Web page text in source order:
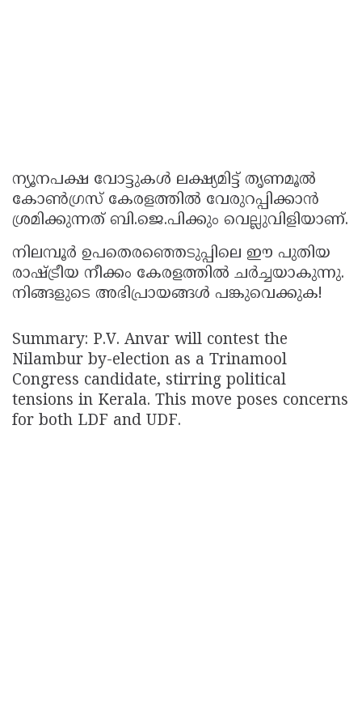
ന്യൂനപക്ഷ വോട്ടുകൾ ലക്ഷ്യമിട്ട് തൃണമൂൽ
കോൺഗ്രസ് കേരളത്തിൽ വേരുറപ്പിക്കാൻ
ശ്രമിക്കുന്നത് ബി.ജെ.പിക്കും വെല്ലുവിളിയാണ്.
നിലമ്പൂർ ഉപതെരഞ്ഞെടുപ്പിലെ ഈ പുതിയ
രാഷ്ട്രീയ നീക്കം കേരളത്തിൽ ചർച്ചയാകുന്നു.
നിങ്ങളുടെ അഭിപ്രായങ്ങൾ പങ്കുവെക്കുക!
Summary: P.V. Anvar will contest the
Nilambur by-election as a Trinamool
Congress candidate, stirring political
tensions in Kerala. This move poses concerns
for both LDF and UDF.